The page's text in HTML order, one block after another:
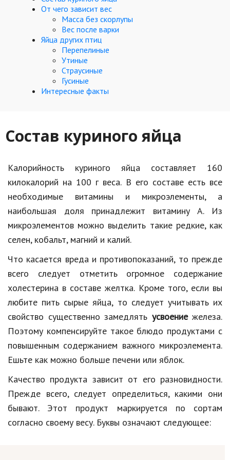
Hi-Tech. Интернет
Авто, мото
Дом и сад
Недвижимость
Спорт и фитнес
Творчество и рукоделие
Работа и бизнес
Животные
Еда и напитки
Праздники и подарки
Кинематограф
Домашние животные
Семья и дети
Путешествия
Строительство
Культура и общество
Мода и стиль
Бизнес
Хобби и развлечения
От чего зависит вес
Масса без скорлупы
Вес после варки
Яйца других птиц
Перепелиные
Утиные
Страусиные
Гусиные
Интересные факты
Состав куриного яйца
Калорийность куриного яйца составляет 160
килокалорий на 100 г веса. В его составе есть все
необходимые витамины и микроэлементы, а
наибольшая доля принадлежит витамину А. Из
микроэлементов можно выделить такие редкие, как
селен, кобальт, магний и калий.
Что касается вреда и противопоказаний, то прежде
всего следует отметить огромное содержание
холестерина в составе желтка. Кроме того, если вы
любите пить сырые яйца, то следует учитывать их
свойство существенно замедлять усвоениежелеза.
Поэтому компенсируйте такое блюдо продуктами с
повышенным содержанием важного микроэлемента.
Ешьте как можно больше печени или яблок.
Качество продукта зависит от его разновидности.
Прежде всего, следует определиться, какими они
бывают. Этот продукт маркируется по сортам
согласно своему весу. Буквы означают следующее: